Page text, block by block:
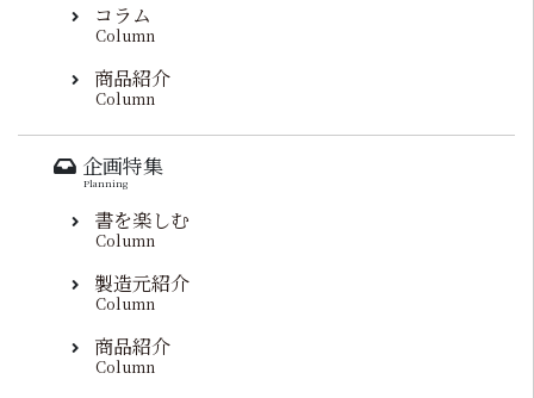
コラム
Column
商品紹介
Column
企画特集
Planning
書を楽しむ
Column
製造元紹介
Column
商品紹介
Column